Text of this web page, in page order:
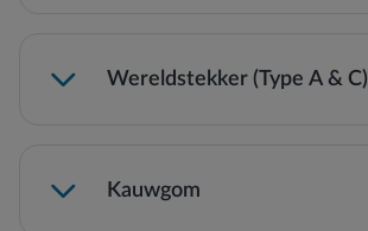
Wereldstekker (Type A & C)
Kauwgom